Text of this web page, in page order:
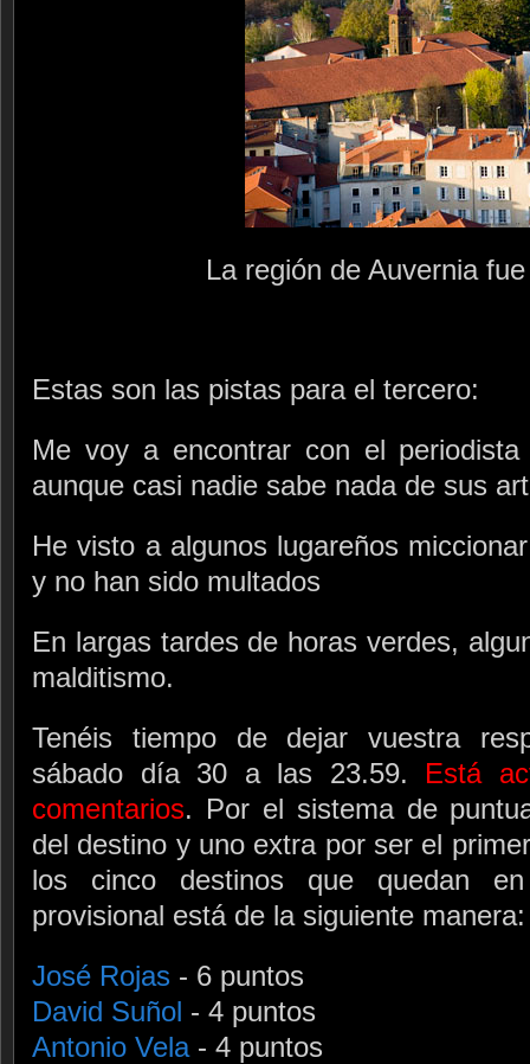
La región de Auvernia
Estas son las pistas para el tercero:
Me voy a encontrar con el
aunque casi nadie sabe nada de sus
He visto a algunos lugareños
y no han sido multados
En largas tardes de horas verdes,
malditismo.
Tenéis tiempo de dejar vuestra
sábado día 30 a las 23.59. Está
comentarios. Por el sistema de
del destino y uno extra por ser el
los cinco destinos que quedan
provisional está de la siguiente manera:
José Rojas - 6 puntos
David Suñol - 4 puntos
Antonio Vela- 4 puntos